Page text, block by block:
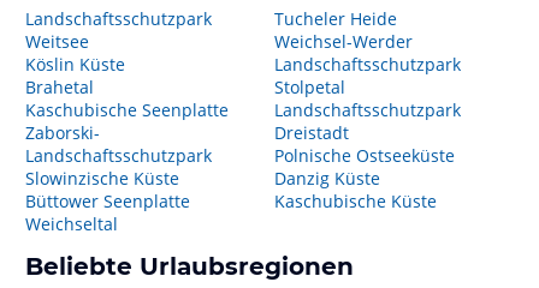
Landschaftsschutzpark
Weitsee
Köslin Küste
Brahetal
Kaschubische Seenplatte
Zaborski-
Landschaftsschutzpark
Slowinzische Küste
Büttower Seenplatte
Weichseltal
Tucheler Heide
Weichsel-Werder
Landschaftsschutzpark
Stolpetal
Landschaftsschutzpark
Dreistadt
Polnische Ostseeküste
Danzig Küste
Kaschubische Küste
Beliebte Urlaubsregionen